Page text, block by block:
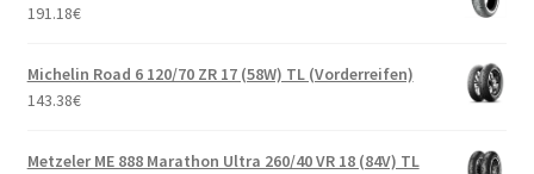
191.18€
Michelin Road 6 120/70 ZR 17 (58W) TL (Vorderreifen)
143.38€
Metzeler ME 888 Marathon Ultra 260/40 VR 18 (84V) TL